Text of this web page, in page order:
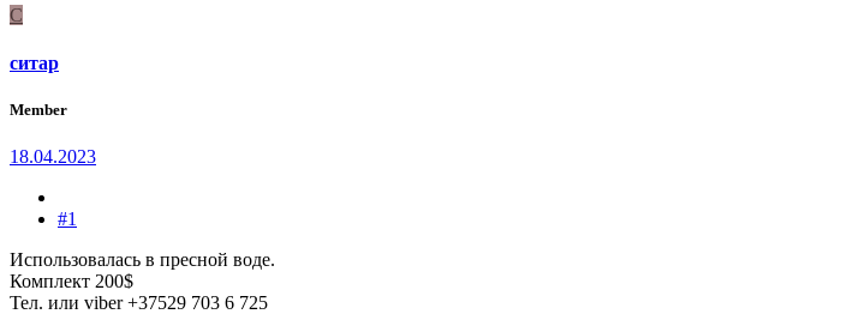
С
ситар
Member
18.04.2023
#1
Использовалась в пресной воде.
Комплект 200$
Тел. или viber +37529 703 6 725